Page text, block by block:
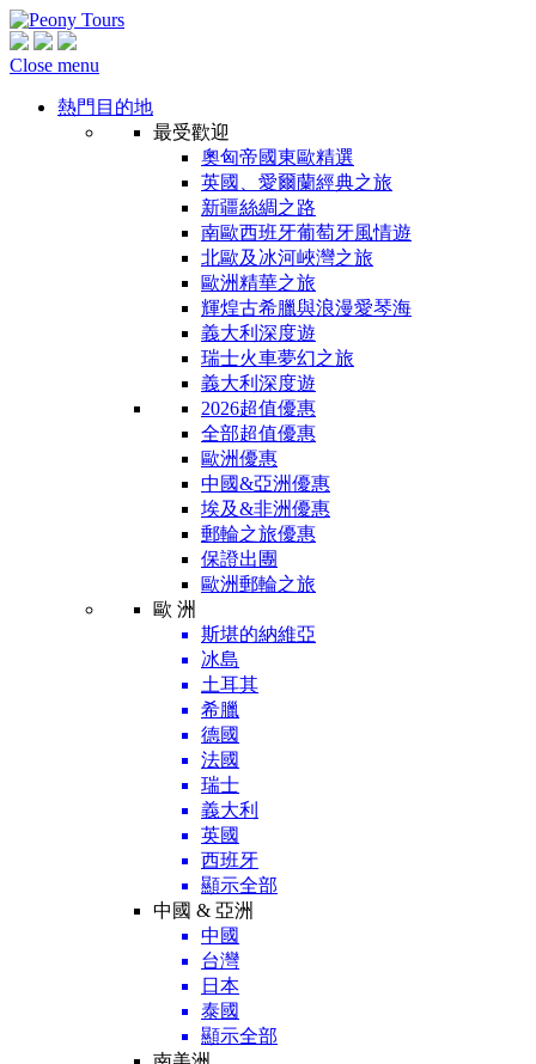
Close menu
熱門目的地
最受歡迎
奧匈帝國東歐精選
英國、愛爾蘭經典之旅
新疆絲綢之路
南歐西班牙葡萄牙風情遊
北歐及冰河峽灣之旅
歐洲精華之旅
輝煌古希臘與浪漫愛琴海
義大利深度遊
瑞士火車夢幻之旅
義大利深度遊
2026超值優惠
全部超值優惠
歐洲優惠
中國&亞洲優惠
埃及&非洲優惠
郵輪之旅優惠
保證出團
歐洲郵輪之旅
歐 洲
斯堪的納維亞
冰島
土耳其
希臘
德國
法國
瑞士
義大利
英國
西班牙
顯示全部
中國 & 亞洲
中國
台灣
日本
泰國
顯示全部